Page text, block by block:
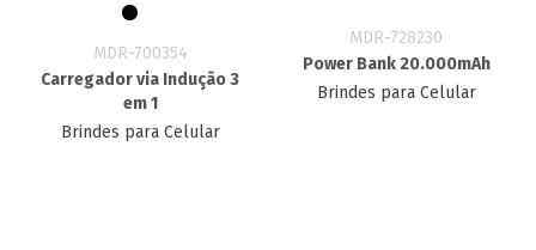
MDR-700354
Carregador via Indução 3
em 1
Brindes para Celular
MDR-728230
Power Bank 20.000mAh
Brindes para Celular